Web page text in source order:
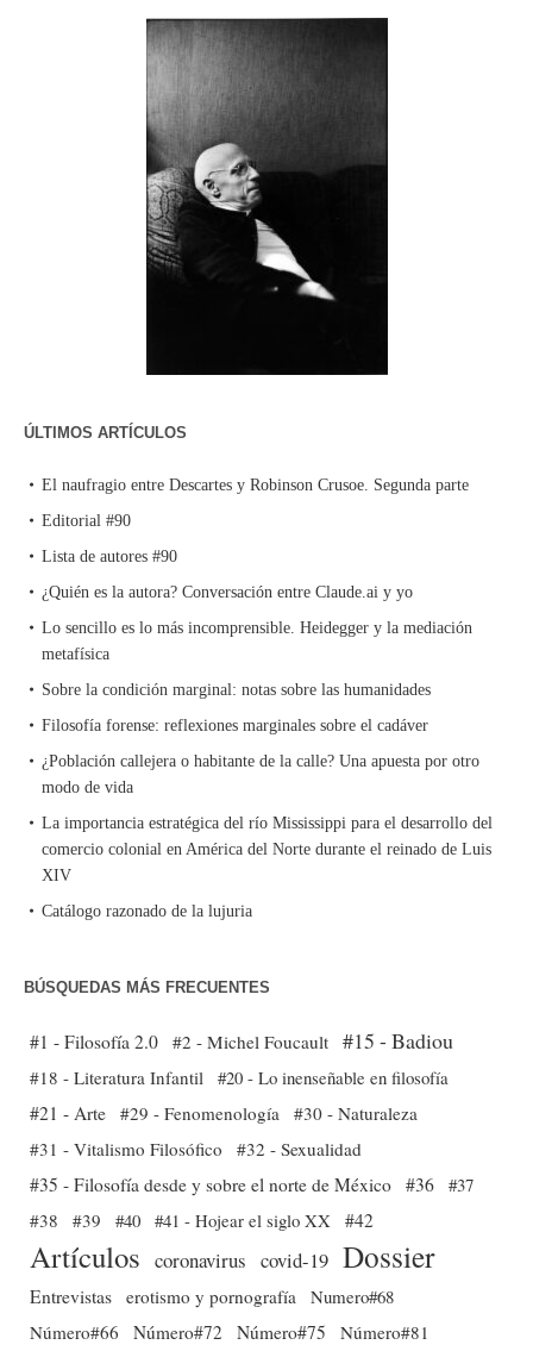
ÚLTIMOS ARTÍCULOS
El naufragio entre Descartes y Robinson Crusoe. Segunda parte
Editorial #90
Lista de autores #90
¿Quién es la autora? Conversación entre Claude.ai y yo
Lo sencillo es lo más incomprensible. Heidegger y la mediación
metafísica
Sobre la condición marginal: notas sobre las humanidades
Filosofía forense: reflexiones marginales sobre el cadáver
¿Población callejera o habitante de la calle? Una apuesta por otro
modo de vida
La importancia estratégica del río Mississippi para el desarrollo del
comercio colonial en América del Norte durante el reinado de Luis
XIV
Catálogo razonado de la lujuria
BÚSQUEDAS MÁS FRECUENTES
#1 - Filosofía 2.0 #2 - Michel Foucault #15 - Badiou
#18 - Literatura Infantil #20 - Lo inenseñable en filosofía
#21 - Arte #29 - Fenomenología
#30 - Naturaleza
#31 - Vitalismo Filosófico
#32 - Sexualidad
#35 - Filosofía desde y sobre el norte de México #36 #37
#38
#39 #40 #41 - Hojear el siglo XX #42
Artículos coronavirus covid-19 Dossier
Entrevistas erotismo y pornografía
Numero#68
Número#66
Número#72 Número#75
Número#81